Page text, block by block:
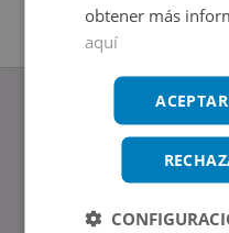
Avenida de
obtener más
aquí